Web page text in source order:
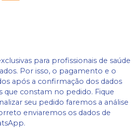
para profissionais de saúde
Por isso, o pagamento e o
após a confirmação dos dados
que constam no pedido. Fique
seu pedido faremos a análise
enviaremos os dados de